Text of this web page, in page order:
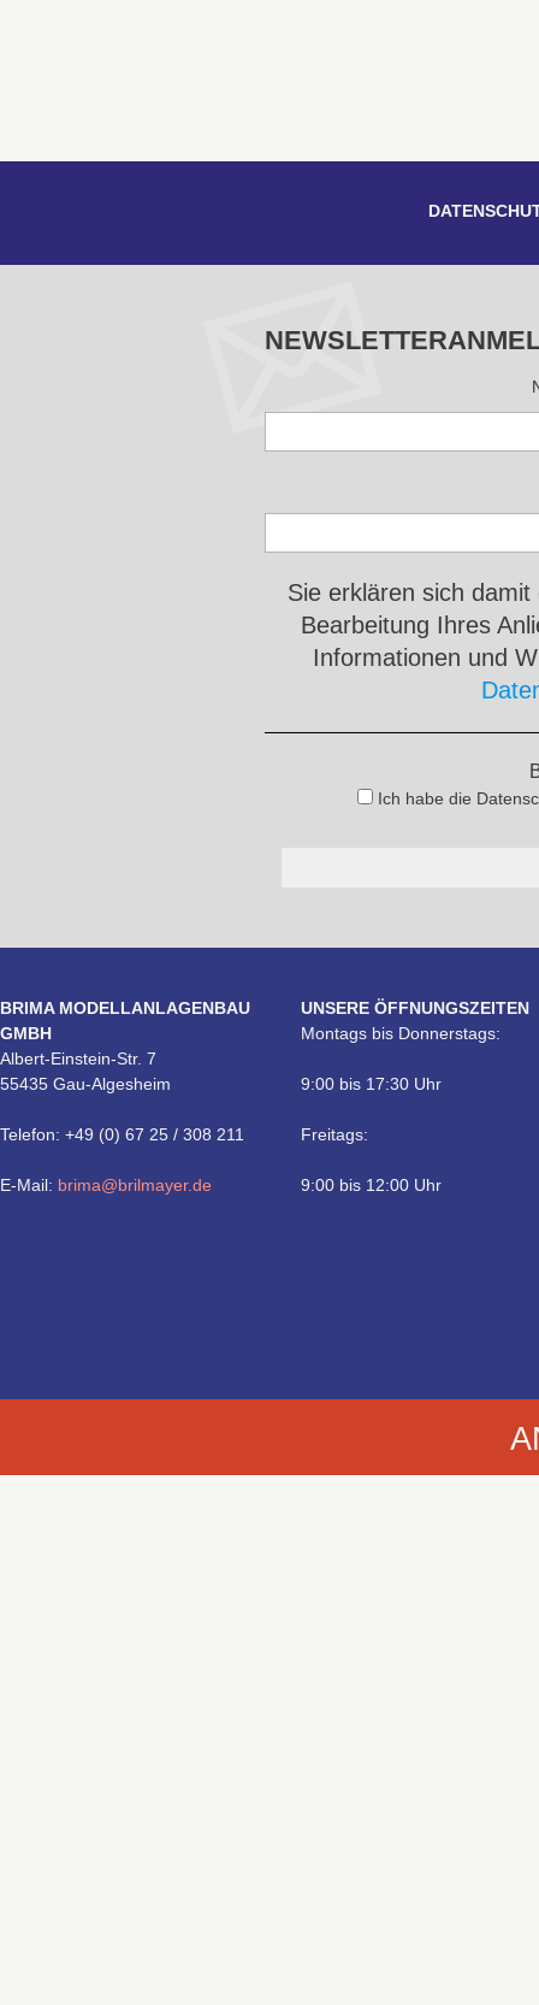
Sie erklären sich
Bearbeitung Ihres
Informationen und
Ich habe die
BRIMA MODELLANLAGENBAU
GMBH
Albert-Einstein-Str. 7
55435 Gau-Algesheim
Telefon: +49 (0) 67 25 / 308 211
E-Mail: brima@brilmayer.de
UNSERE ÖFFNUNGSZEITEN
Montags bis Donnerstags:
9:00 bis 17:30 Uhr
Freitags:
9:00 bis 12:00 Uhr